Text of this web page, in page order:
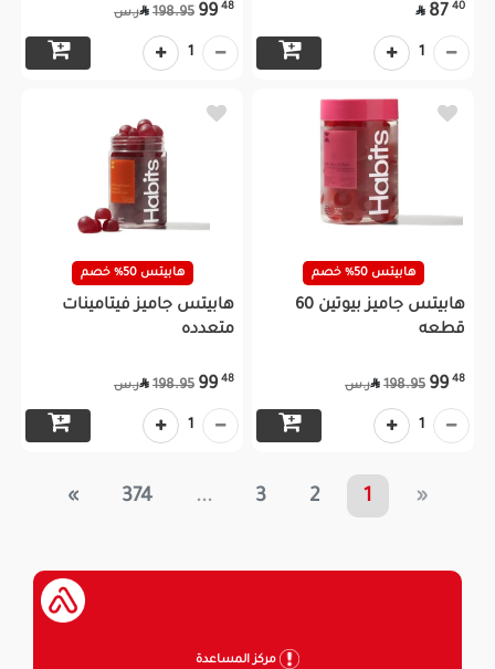
40
87

1
48
99
 198.95 ر.س
1
هابيتس 50% خصم
هابيتس جاميز بيوتين 60
قطعه
48
99
 198.95 ر.س
1
هابيتس 50% خصم
هابيتس جاميز فيتامينات
متعدده
48
99
 198.95 ر.س
1
«
1
2
3
...
374
»
مركز المساعدة